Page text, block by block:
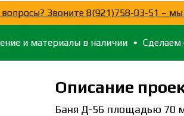
вопросы? Звоните 8(921)758-03-
материалы в наличии Сделаем баню
Описание
Баня Д-56 площадью 70